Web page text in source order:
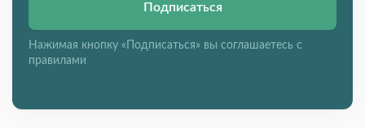
Подписаться
Нажимая кнопку «Подписаться» вы соглашаетесь с
правилами